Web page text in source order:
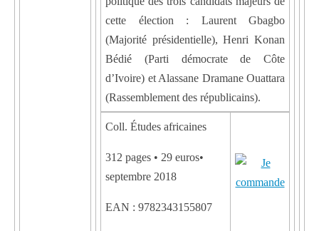
cette élection : Laurent Gbagbo
(Majorité présidentielle), Henri Konan
Bédié (Parti démocrate de Côte
d’Ivoire) et Alassane Dramane Ouattara
(Rassemblement des républicains).
Coll. Études africaines
312 pages • 29 euros•
septembre 2018
EAN : 9782343155807